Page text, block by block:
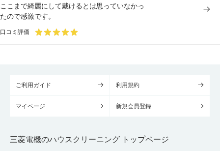
ここまで綺麗にして戴けるとは思っていなかっ
たので感激です。
口コミ評価
ご利用ガイド 利用規約
マイページ 新規会員登録
三菱電機のハウスクリーニング トップページ